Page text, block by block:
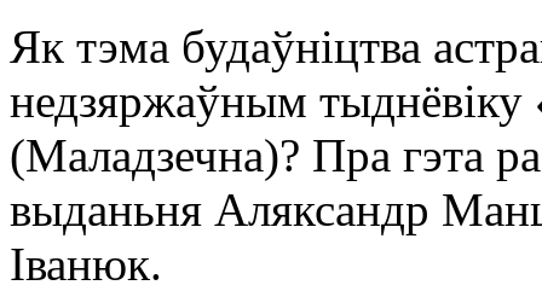
Як тэма будаўніцтва
недзяржаўным тыднёвіку
(Маладзечна)? Пра гэта
выданьня Аляксандр
Іванюк.